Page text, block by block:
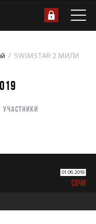
SWIMSTAR 2 МИЛИ
Участники
01.06.2019
СОЧИ